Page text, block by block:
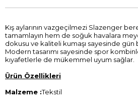
Kış aylarının vazgeçilmezi Slazenger
tamamlayın hem de soğuk havalara
dokusu ve kaliteli kumaşı sayesinde gün
Modern tasarımı sayesinde spor
kıyafetlerle de mükemmel uyum sağlar.
Ürün Özellikleri
Malzeme :Tekstil